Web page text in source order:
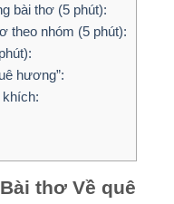
bài thơ (5 phút):
theo nhóm (5 phút):
hương”:
thơ Về quê